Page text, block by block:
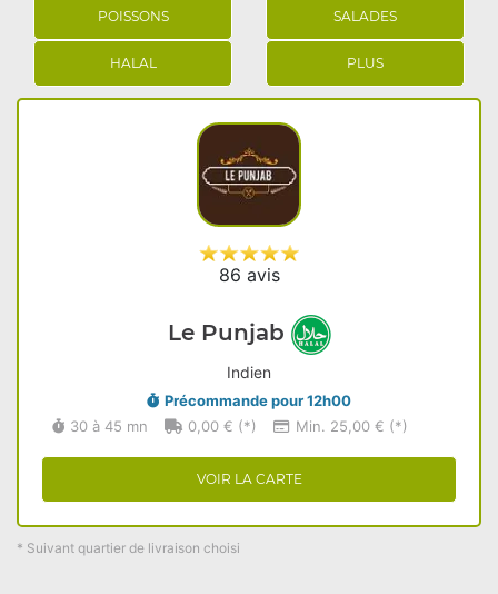
POISSONS SALADES
HALAL PLUS
86 avis
Le Punjab
Indien
Précommande pour 12h00
30 à 45 mn
0,00 € (*) Min. 25,00 € (*)
VOIR LA CARTE
* Suivant quartier de livraison choisi